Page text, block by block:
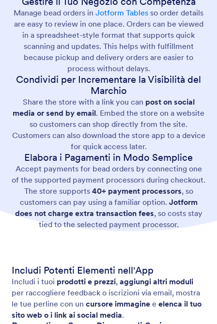
Manage bead orders in Jotform Tables so order details
are easy to review in one place. Orders can be viewed
in a spreadsheet-style format that supports quick
scanning and updates. This helps with fulfillment
because pickup and delivery orders are easier to
process without delays.
Condividi per Incrementare la Visibilità del
Marchio
Share the store with a link you can post on social
media or send by email. Embed the store on a website
so customers can shop directly from the site.
Customers can also download the store app to a device
for quick access later.
Elabora i Pagamenti in Modo Semplice
Accept payments for bead orders by connecting one
of the supported payment processors during checkout.
The store supports 40+ payment processors, so
customers can pay using a familiar option. Jotform
does not charge extra transaction fees, so costs stay
tied to the selected payment processor.
Includi Potenti Elementi nell'App
Includi i tuoi prodotti e prezzi, aggiungi altri moduli
per raccogliere feedback o iscrizioni via email, mostra
le tue perline con un cursore immagine e elenca il tuo
sito web o i link ai social media.